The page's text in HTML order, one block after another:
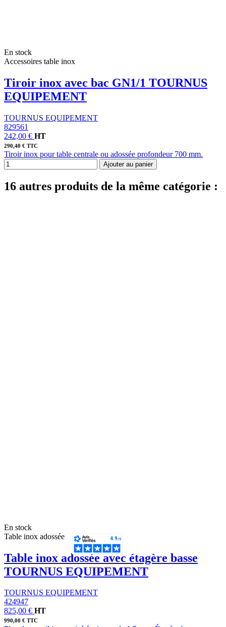
En stock
Accessoires table inox
Tiroir inox avec bac GN1/1 TOURNUS
EQUIPEMENT
TOURNUS EQUIPEMENT
829561
242,00 € HT
290,40 € TTC
Tiroir inox pour table centrale ou adossée profondeur 700 mm.
Ajouter au panier
16 autres produits de la même catégorie :
En stock
Table inox adossée
Table inox adossée avec étagère basse
TOURNUS EQUIPEMENT
TOURNUS EQUIPEMENT
424947
825,00 € HT
990,00 € TTC